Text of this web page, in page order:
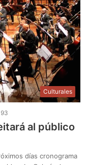
Culturales
al público
días cronograma